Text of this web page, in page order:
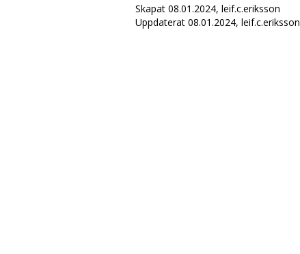
Skapat 08.01.2024, leif.c.eriksson
Uppdaterat 08.01.2024, leif.c.eriksson